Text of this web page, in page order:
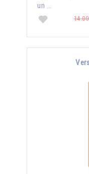
un …